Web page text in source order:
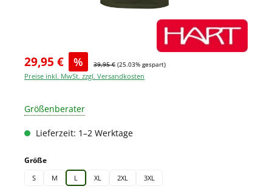
29,95 € % 39,95 € (25.03% gespart)
Preise inkl. MwSt. zzgl. Versandkosten
Größenberater
Lieferzeit: 1–2 Werktage
Größeauswählen
S M L XL 2XL 3XL